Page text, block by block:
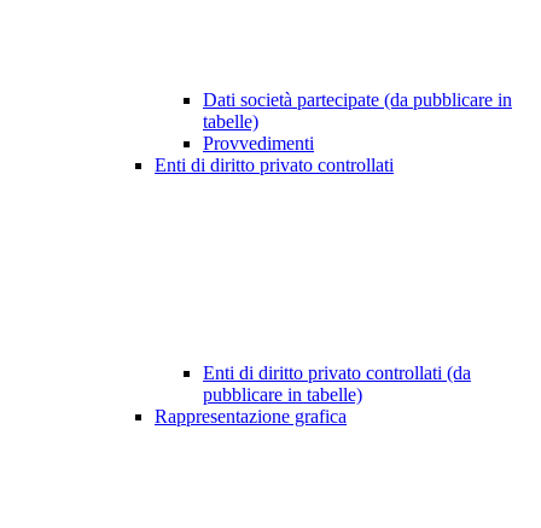
Dati società partecipate (da pubblicare in
tabelle)
Provvedimenti
Enti di diritto privato controllati
Enti di diritto privato controllati (da
pubblicare in tabelle)
Rappresentazione grafica